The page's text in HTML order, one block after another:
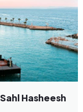
Hasheesh